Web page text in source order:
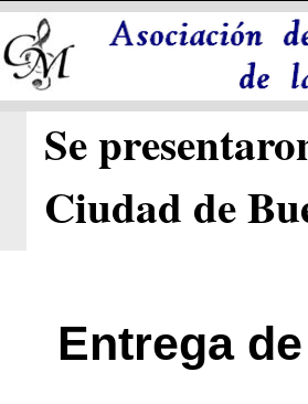
Se
Ciudad de
Entrega